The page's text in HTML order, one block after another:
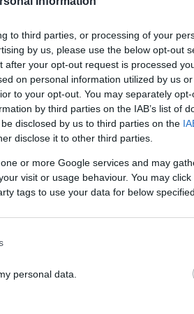
to third parties, or processing of your
by us, please use the below opt-out
after your opt-out request is processed
on personal information utilized by us
to your opt-out. You may separately
by third parties on the IAB’s list of
disclosed by us to third parties on the
disclose it to other third parties.
or more Google services and may
visit or usage behaviour. You may
tags to use your data for below
personal data.
παιδιών θα τον αναλάβουν οι
έχουν τον τρόπο να
τους, παρά κάποιον
θυμόμαστε όλοι ότι έχουμε να
Πρέπει να
Στις ΗΠΑ που
είμαστε προσεκτικοί και
ας ψωνίσουν ιντερνετικά».